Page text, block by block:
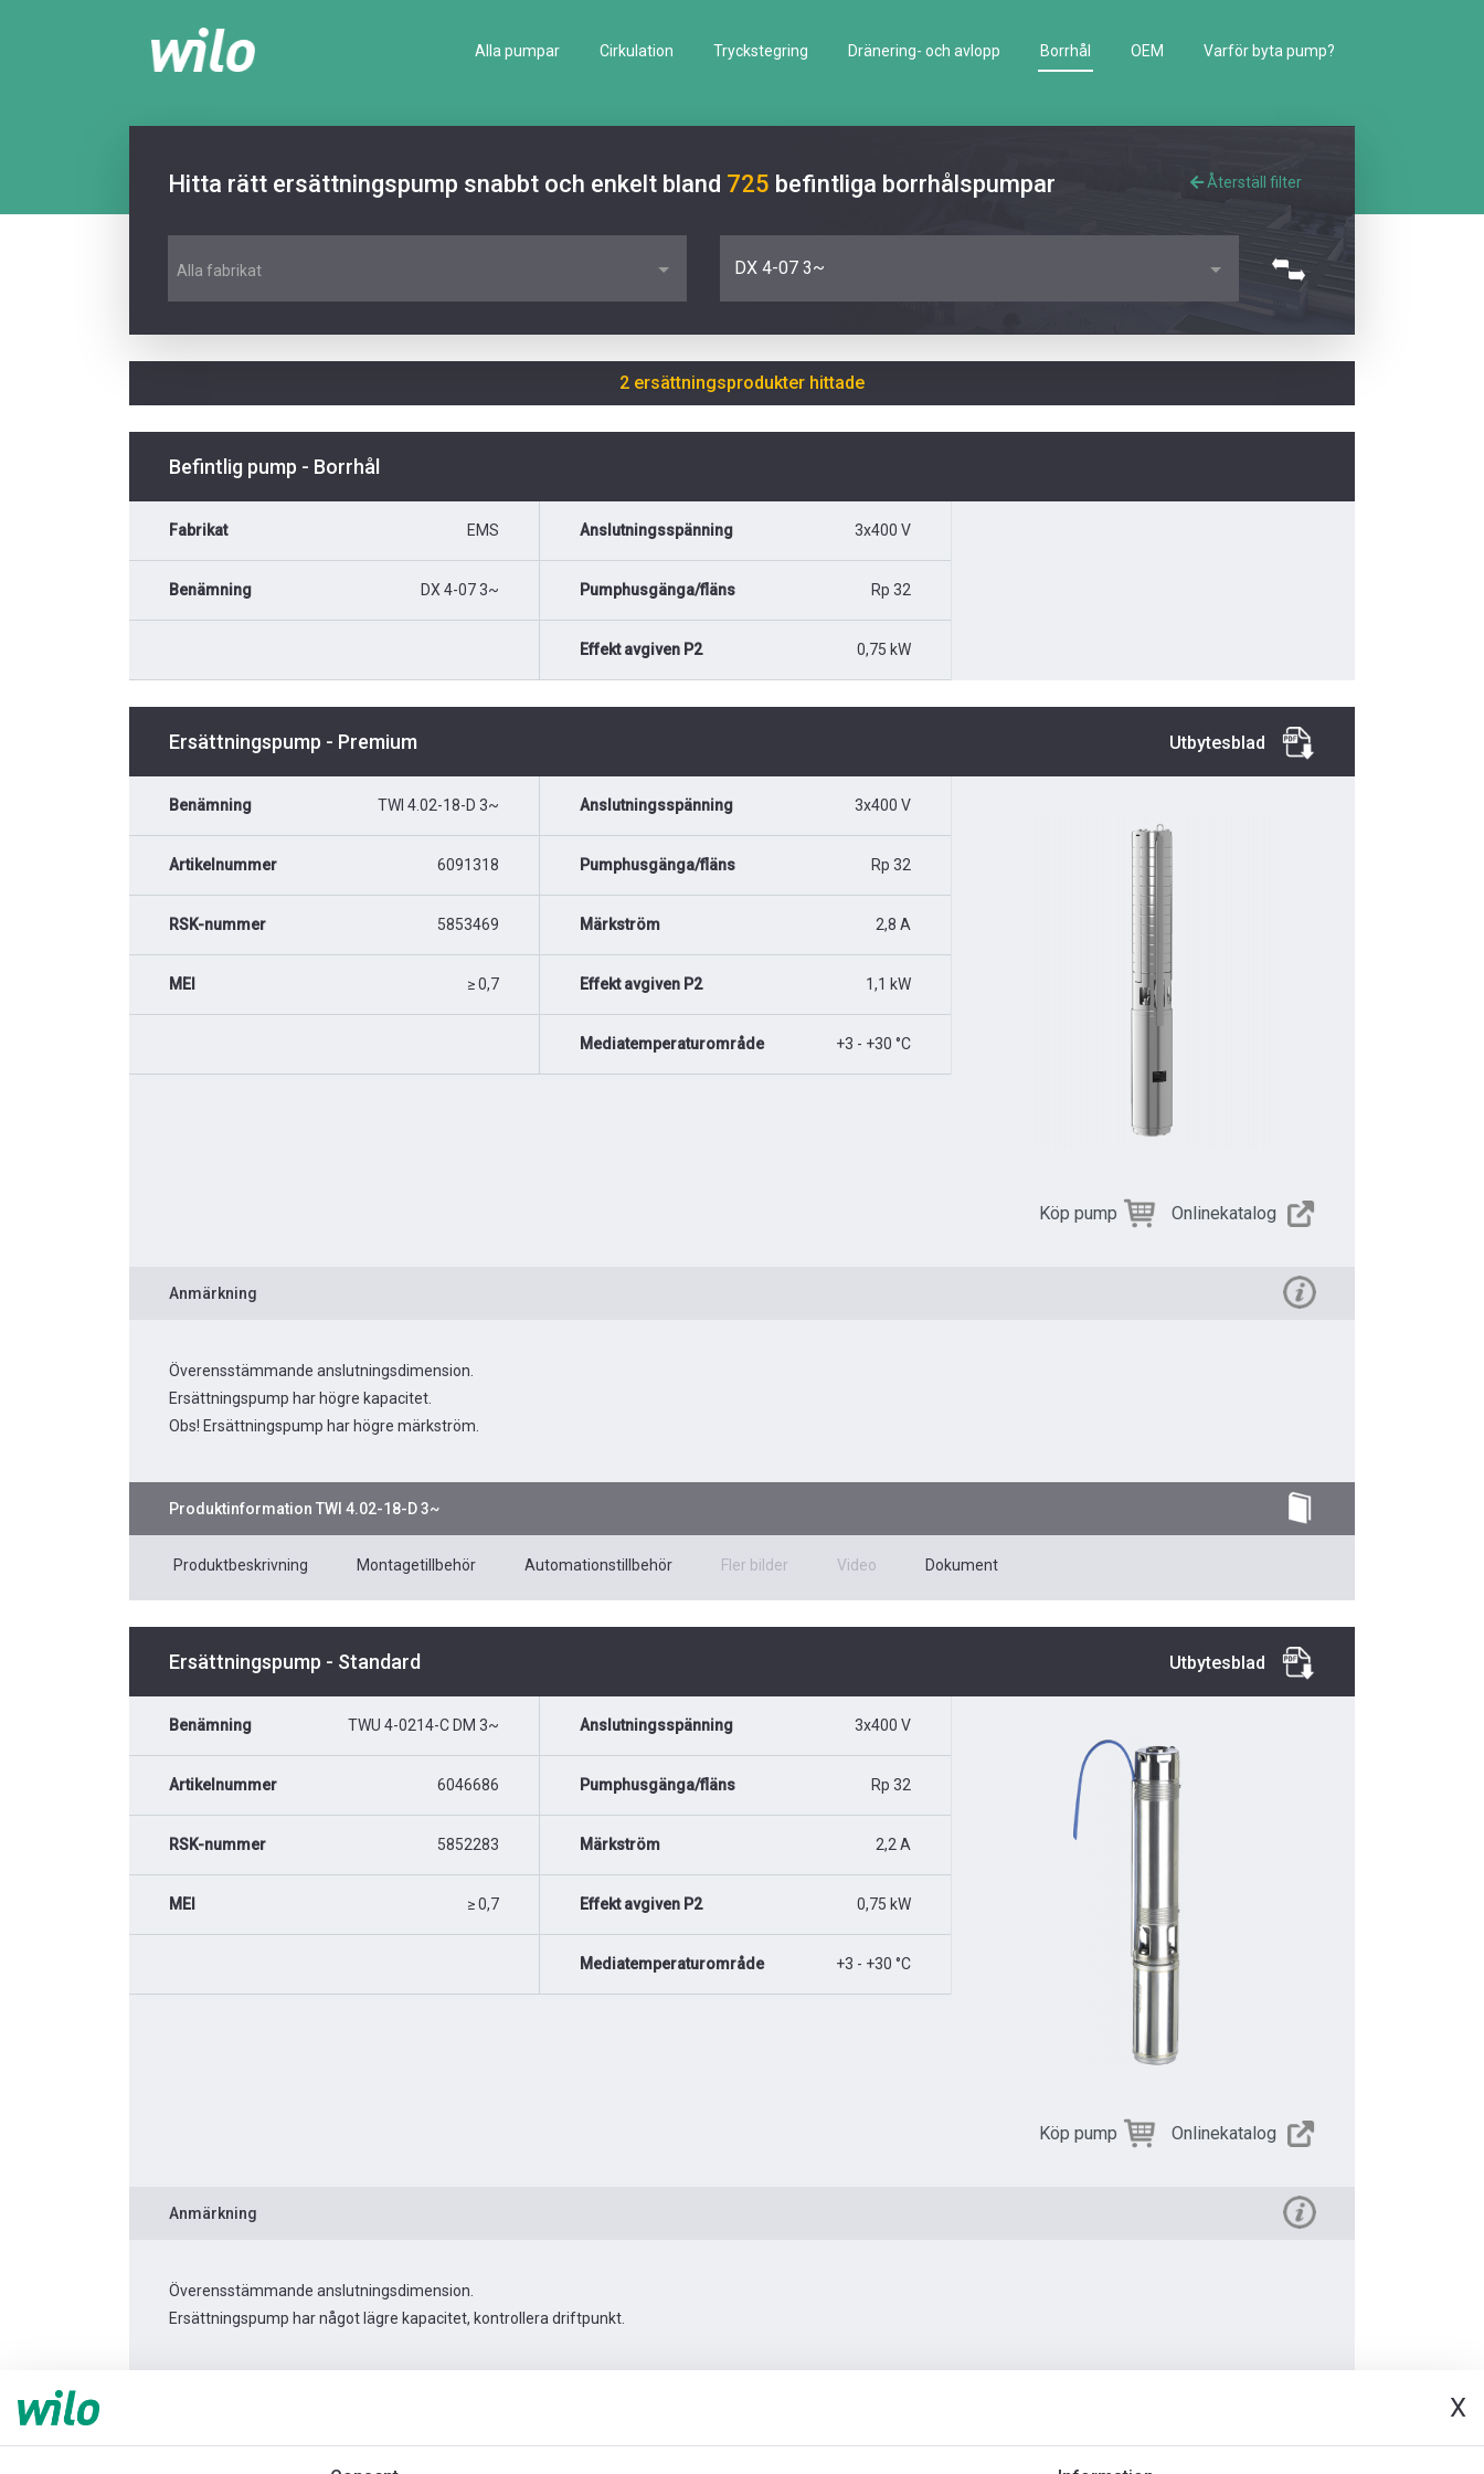
X
Alla pumpar Cirkulation Tryckstegring Dränering- och avlopp Borrhål OEM Varför byta pump?
Hitta rätt ersättningspump snabbt och enkelt bland 725 befintliga borrhålspumpar Återställ filter
Alla fabrikat DX 4-07 3~
2 ersättningsprodukter hittade
Befintlig pump - Borrhål
Fabrikat EMS
Benämning DX 4-07 3~
Anslutningsspänning 3x400 V
Pumphusgänga/fläns Rp 32
Effekt avgiven P2 0,75 kW
Ersättningspump - Premium Utbytesblad
Benämning TWI 4.02-18-D 3~
Artikelnummer 6091318
RSK-nummer 5853469
MEI ≥ 0,7
Anslutningsspänning 3x400 V
Pumphusgänga/fläns Rp 32
Märkström 2,8 A
Effekt avgiven P2 1,1 kW
Mediatemperaturområde +3 - +30 °C
Köp pump Onlinekatalog
Anmärkning
Överensstämmande anslutningsdimension.
Ersättningspump har högre kapacitet.
Obs! Ersättningspump har högre märkström.
Produktinformation TWI 4.02-18-D 3~
Produktbeskrivning Montagetillbehör Automationstillbehör Fler bilder Video Dokument
Ersättningspump - Standard Utbytesblad
Benämning TWU 4-0214-C DM 3~
Artikelnummer 6046686
RSK-nummer 5852283
MEI ≥ 0,7
Anslutningsspänning 3x400 V
Pumphusgänga/fläns Rp 32
Märkström 2,2 A
Effekt avgiven P2 0,75 kW
Mediatemperaturområde +3 - +30 °C
Köp pump Onlinekatalog
Anmärkning
Överensstämmande anslutningsdimension.
Ersättningspump har något lägre kapacitet, kontrollera driftpunkt.